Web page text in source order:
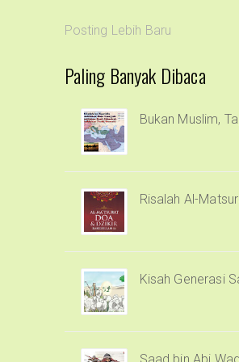
Posting Lebih Baru
Paling Banyak Dibaca
Bukan Muslim,
Risalah Al-
Kisah Generasi
Saad bin Abi